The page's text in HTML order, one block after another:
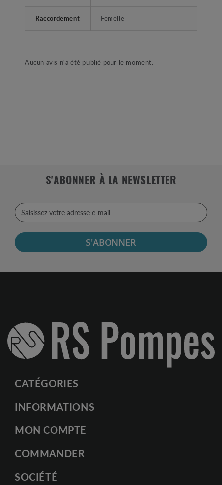
Raccordement Femelle
Aucun avis n'a été publié pour le moment.
S'ABONNER À LA NEWSLETTER
S'ABONNER
CATÉGORIES
INFORMATIONS
MON COMPTE
COMMANDER
SOCIÉTÉ